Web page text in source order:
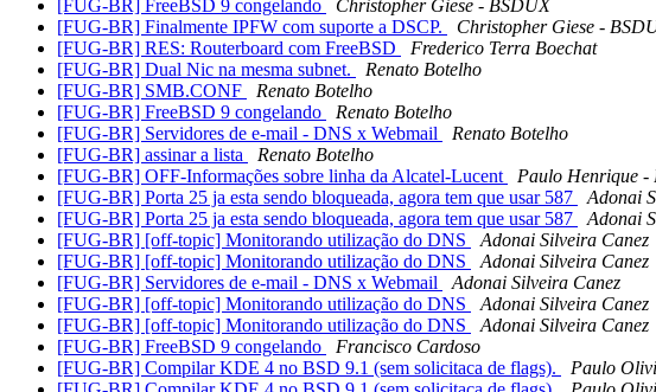
[FUG-BR] FreeBSD 9 congelando
Christopher Giese - BSDUX
[FUG-BR] Finalmente IPFW com suporte a DSCP.
Christopher Giese -
[FUG-BR] RES: Routerboard com FreeBSD
Frederico Terra Boechat
[FUG-BR] Dual Nic na mesma subnet.
Renato Botelho
[FUG-BR] SMB.CONF
Renato Botelho
[FUG-BR] FreeBSD 9 congelando
Renato Botelho
[FUG-BR] Servidores de e-mail - DNS x Webmail
Renato Botelho
[FUG-BR] assinar a lista
Renato Botelho
[FUG-BR] OFF-Informações sobre linha da Alcatel-Lucent
Paulo Henrique -
[FUG-BR] Porta 25 ja esta sendo bloqueada, agora tem que usar 587
Adonai
[FUG-BR] Porta 25 ja esta sendo bloqueada, agora tem que usar 587
Adonai
[FUG-BR] [off-topic] Monitorando utilização do DNS
Adonai Silveira Canez
[FUG-BR] [off-topic] Monitorando utilização do DNS
Adonai Silveira Canez
[FUG-BR] Servidores de e-mail - DNS x Webmail
Adonai Silveira Canez
[FUG-BR] [off-topic] Monitorando utilização do DNS
Adonai Silveira Canez
[FUG-BR] [off-topic] Monitorando utilização do DNS
Adonai Silveira Canez
[FUG-BR] FreeBSD 9 congelando
Francisco Cardoso
[FUG-BR] Compilar KDE 4 no BSD 9.1 (sem solicitaca de flags).
Paulo